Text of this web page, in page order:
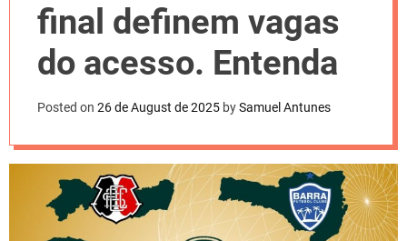
o
r
d
final definem vagas
do acesso. Entenda
Posted on 26 de August de 2025 bySamuel Antunes